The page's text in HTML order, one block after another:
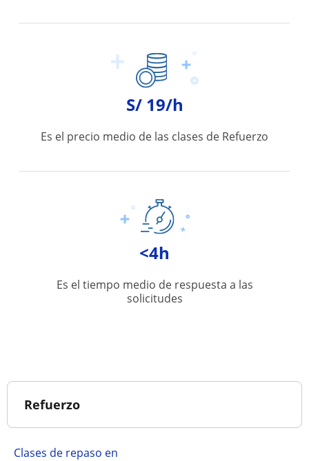
S/ 19/h
Es el precio medio de las clases de Refuerzo
<4h
Es el tiempo medio de respuesta a las
solicitudes
Refuerzo
Clases de repaso en